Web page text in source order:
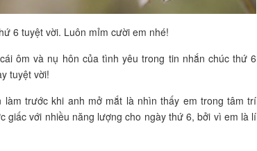
6 tuyệt vời. Luôn mỉm cười em nhé!
ôm và nụ hôn của tình yêu trong tin nhắn chúc thứ 6
tuyệt vời!
trước khi anh mở mắt là nhìn thấy em trong tâm trí
giấc với nhiều năng lượng cho ngày thứ 6, bởi vì em là lí